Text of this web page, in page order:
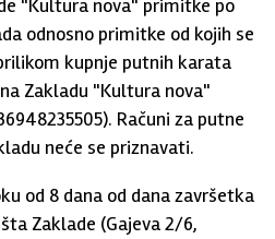
"Kultura nova" primitke po
odnosno primitke od kojih se
kupnje putnih karata
Zakladu "Kultura nova"
Računi za putne
neće se priznavati.
od 8 dana od dana završetka
Zaklade (Gajeva 2/6,